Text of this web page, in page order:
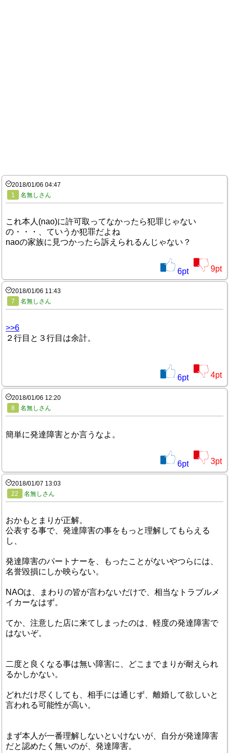
2018/01/06 04:47
1
名無しさん
これ本人(nao)に許可取ってなかったら犯罪じゃない
の・・・、ていうか犯罪だよね
naoの家族に見つかったら訴えられるんじゃない？
6pt 9pt
2018/01/06 11:43
7
名無しさん
>>6
２行目と３行目は余計。
6pt 4pt
2018/01/06 12:20
8
名無しさん
簡単に発達障害とか言うなよ。
6pt 3pt
2018/01/07 13:03
22
名無しさん
おかもとまりが正解。
公表する事で、発達障害の事をもっと理解してもらえる
し、
発達障害のパートナーを、もったことがないやつらには、
名誉毀損にしか映らない。
NAOは、まわりの皆が言わないだけで、相当なトラブルメ
イカーなはず。
てか、注意した店に来てしまったのは、軽度の発達障害で
はないぞ。
二度と良くなる事は無い障害に、どこまでまりが耐えられ
るかしかない。
どれだけ尽くしても、相手には通じず、離婚して欲しいと
言われる可能性が高い。
まず本人が一番理解しないといけないが、自分が発達障害
だと認めたく無いのが、発達障害。